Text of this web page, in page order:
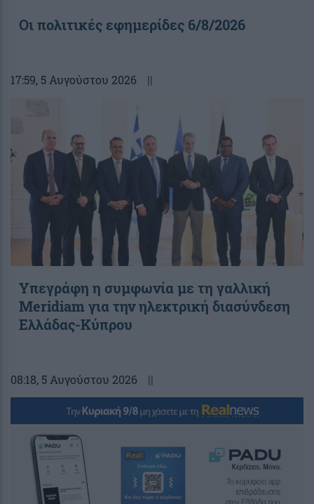
Οι πολιτικές εφημερίδες 6/8/2026
17:59, 5 Αυγούστου 2026 ||
Υπεγράφη η συμφωνία με τη γαλλική
Meridiam για την ηλεκτρική διασύνδεση
Ελλάδας-Κύπρου
08:18, 5 Αυγούστου 2026 ||